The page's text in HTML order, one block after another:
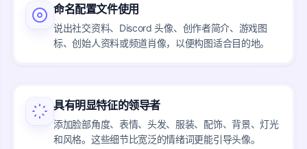
命名配置文件使用
说出社交资料、Discord 头像、创作者简介、游戏图
标、创始人资料或频道肖像，以便构图适合目的地。
具有明显特征的领导者
添加脸部角度、表情、头发、服装、配饰、背景、灯光
和风格。这些细节比宽泛的情绪词更能引导头像。